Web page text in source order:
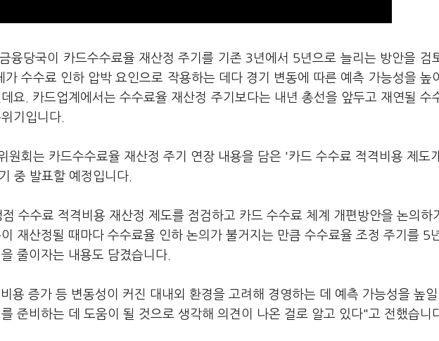
융당국이 카드수수료율 재산정 주기를 기존 3년에서 5년으로 늘리는 방안을 검
가 수수료 인하 압박 요인으로 작용하는 데다 경기 변동에 따른 예측 가능성을 높
요. 카드업계에서는 수수료율 재산정 주기보다는 내년 총선을 앞두고 재연될 수
기입니다.
원회는 카드수수료율 재산정 주기 연장 내용을 담은 '카드 수수료 적격비용 제도
중 발표할 예정입니다.
수수료 적격비용 재산정 제도를 점검하고 카드 수수료 체계 개편방안을 논의하
재산정될 때마다 수수료율 인하 논의가 불거지는 만큼 수수료율 조정 주기를 5
줄이자는 내용도 담겼습니다.
용 증가 등 변동성이 커진 대내외 환경을 고려해 경영하는 데 예측 가능성을 높
준비하는 데 도움이 될 것으로 생각해 의견이 나온 걸로 알고 있다"고 전했습니